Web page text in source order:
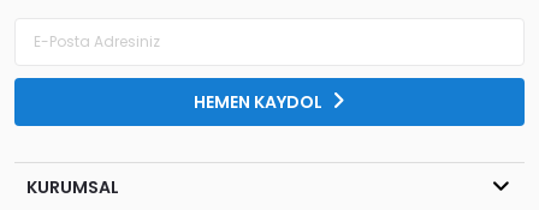
HEMEN KAYDOL
KURUMSAL